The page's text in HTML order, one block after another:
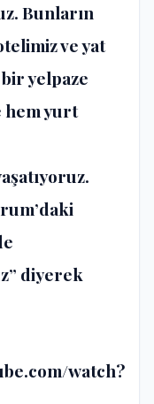
Bunların
ve yat
yelpaze
hem yurt
diyerek
watch?